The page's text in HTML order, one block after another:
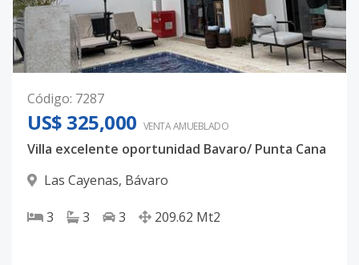
Código: 7287
US$ 325,000 VENTA AMUEBLADO
Villa excelente oportunidad Bavaro/ Punta Cana
Las Cayenas, Bávaro
3 3 3 209.62 Mt2